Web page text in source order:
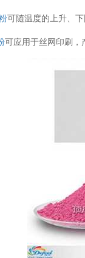
可随温度的上升、
可应用于丝网印刷，